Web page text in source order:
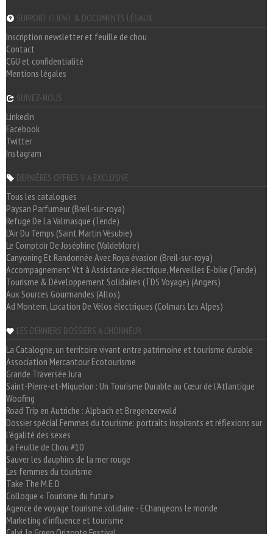
SUPPORT CLIENT & DOCUMENTS LÉGAUX
Inscription newsletter et feuille de chou
Contact
CGU et confidentialité
Mentions légales
SUIVEZ-NOUS
LinkedIn
Facebook
Twitter
Instagram
DERNIÈRES OFFRES V-A EXCLUSIVE
Tous les catalogues
Paysan Parfumeur (Breil-sur-roya)
Refuge De La Valmasque (Tende)
L'Air Du Temps (Saint Martin Vésubie)
Le Comptoir De Joséphine (Valdeblore)
Canyoning Et Randonnée Avec Roya évasion (Breil-sur-roya)
Accompagnement Vtt à Assistance électrique, Merveilles E-bike (Tende)
Tourisme & Développement Solidaires (TDS Voyage) (Angers)
Aux Sources Gourmandes (Allos)
Ad Montem, Location De Vélos électriques (Colmars Les Alpes)
LES DERNIERS DOSSIERS A L'HONNEUR
La Catalogne, un territoire vivant entre patrimoine et tourisme durable
Association Mercantour Ecotourisme
Grande Traversée Jura
Saint-Pierre-et-Miquelon : Un Tourisme Durable au Cœur de l'Atlantique
Woofing
Road Trip en Autriche : Alpbach et Bregenzerwald
Dossier spécial Femmes du tourisme: portraits inspirants et réflexions sur
l'égalité des sexes
La Feuille de Chou #10
Sauver les dauphins de la mer rouge
Les femmes du tourisme
Take The M.E.D
Colloque « Tourisme du futur »
Agence de voyage tourisme solidaire - EChangeons le monde
Marketing d'influence et tourisme